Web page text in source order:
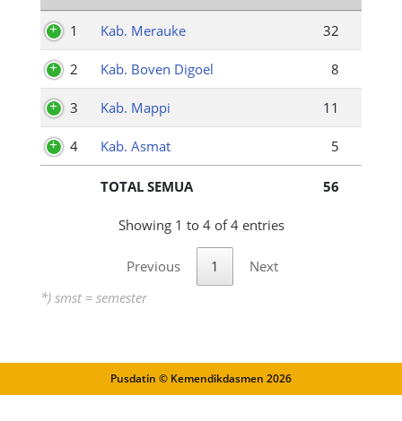
1 Kab. Merauke 32
2 Kab. Boven Digoel 8
3 Kab. Mappi 11
4 Kab. Asmat 5
TOTAL SEMUA 56
Showing 1 to 4 of 4 entries
Previous 1
Next
*) smst = semester
Pusdatin © Kemendikdasmen 2026